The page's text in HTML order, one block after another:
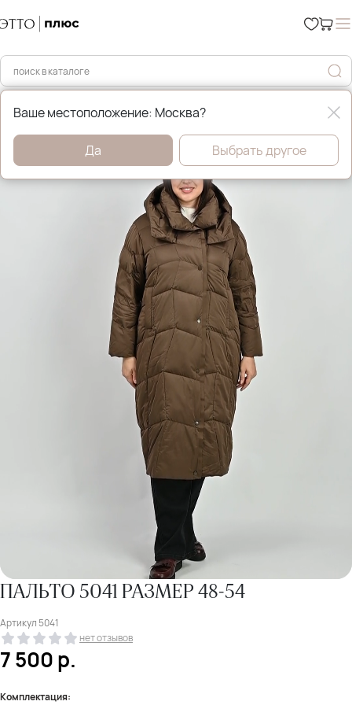
Главная Зимние пуховики и куртки
ПАЛЬТО 5041 РАЗМЕР 48-54
Артикул 5041
нет отзывов
7 500р.
Комплектация:
Ваше местоположение: Москва?
Да Выбрать другое